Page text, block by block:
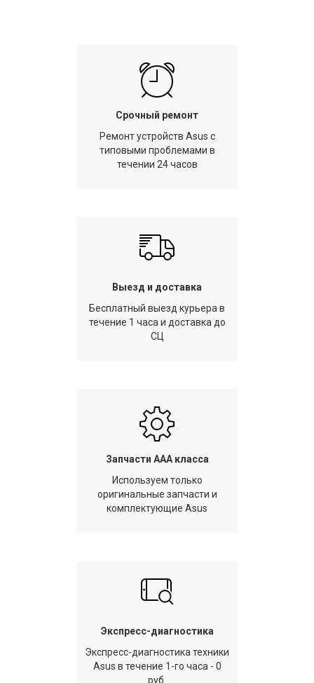
Срочный ремонт
Ремонт устройств Asus с
типовыми проблемами в
течении 24 часов
Выезд и доставка
Бесплатный выезд курьера в
течение 1 часа и доставка до
СЦ
Запчасти AAA класса
Используем только
оригинальные запчасти и
комплектующие Asus
Экспресс-диагностика
Экспресс-диагностика техники
Asus в течение 1-го часа - 0
руб.